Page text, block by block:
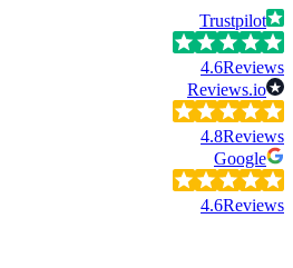
Trustpilot
4.6Reviews
Reviews.io
4.8Reviews
Google
4.6Reviews